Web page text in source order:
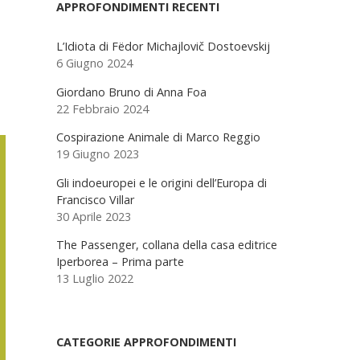
Sidebar
APPROFONDIMENTI RECENTI
L’Idiota di Fëdor Michajlovič Dostoevskij
6 Giugno 2024
Giordano Bruno di Anna Foa
22 Febbraio 2024
Cospirazione Animale di Marco Reggio
19 Giugno 2023
Gli indoeuropei e le origini dell’Europa di
Francisco Villar
30 Aprile 2023
The Passenger, collana della casa editrice
Iperborea – Prima parte
13 Luglio 2022
CATEGORIE APPROFONDIMENTI